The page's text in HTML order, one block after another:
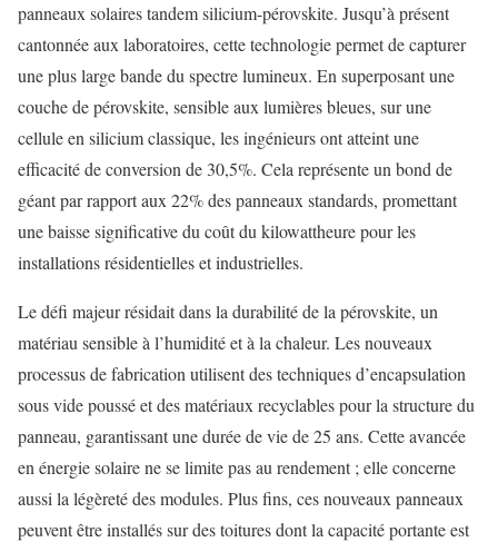
panneaux solaires tandem silicium-pérovskite. Jusqu’à présent
cantonnée aux laboratoires, cette technologie permet de capturer
une plus large bande du spectre lumineux. En superposant une
couche de pérovskite, sensible aux lumières bleues, sur une
cellule en silicium classique, les ingénieurs ont atteint une
efficacité de conversion de 30,5%. Cela représente un bond de
géant par rapport aux 22% des panneaux standards, promettant
une baisse significative du coût du kilowattheure pour les
installations résidentielles et industrielles.
Le défi majeur résidait dans la durabilité de la pérovskite, un
matériau sensible à l’humidité et à la chaleur. Les nouveaux
processus de fabrication utilisent des techniques d’encapsulation
sous vide poussé et des matériaux recyclables pour la structure du
panneau, garantissant une durée de vie de 25 ans. Cette avancée
en énergie solaire ne se limite pas au rendement ; elle concerne
aussi la légèreté des modules. Plus fins, ces nouveaux panneaux
peuvent être installés sur des toitures dont la capacité portante est